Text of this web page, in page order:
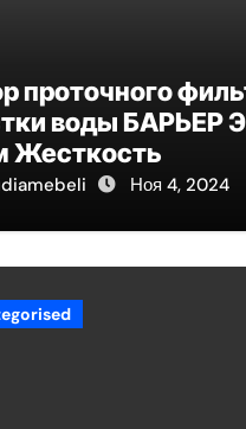
проточного
воды БАРЬЕР
Жесткость
Ноя 4, 2024